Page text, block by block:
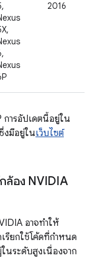
2016
ารอัปเดตนี้อยู่ใน
งมีอยู่ในเว็บไซต์
ล้อง NVIDIA
อาจทำให้
รียกใช้โค้ดที่กำหนด
นระดับสูงเนื่องจาก